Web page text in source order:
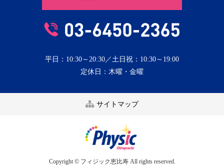
平日：10:30～20:30／土日祝：10:30～19:00
定休日：木曜・金曜
サイトマップ
Copyright © フィジック恵比寿 All rights reserved.